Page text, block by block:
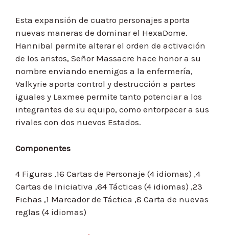
Esta expansión de cuatro personajes aporta
nuevas maneras de dominar el HexaDome.
Hannibal permite alterar el orden de activación
de los aristos, Señor Massacre hace honor a su
nombre enviando enemigos a la enfermería,
Valkyrie aporta control y destrucción a partes
iguales y Laxmee permite tanto potenciar a los
integrantes de su equipo, como entorpecer a sus
rivales con dos nuevos Estados.
Componentes
4 Figuras ,16 Cartas de Personaje (4 idiomas) ,4
Cartas de Iniciativa ,64 Tácticas (4 idiomas) ,23
Fichas ,1 Marcador de Táctica ,8 Carta de nuevas
reglas (4 idiomas)